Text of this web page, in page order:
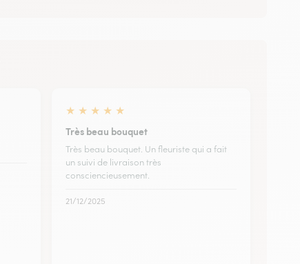
★ ★ ★ ★ ★
Très beau bouquet
Très beau bouquet. Un fleuriste qui a fait
un suivi de livraison très
consciencieusement.
21/12/2025